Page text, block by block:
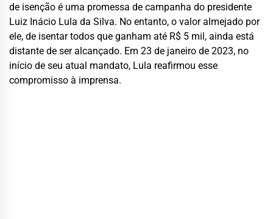
de isenção é uma promessa de campanha do presidente
Luiz Inácio Lula da Silva. No entanto, o valor almejado por
ele, de isentar todos que ganham até R$ 5 mil, ainda está
distante de ser alcançado. Em 23 de janeiro de 2023, no
início de seu atual mandato, Lula reafirmou esse
compromisso à imprensa.